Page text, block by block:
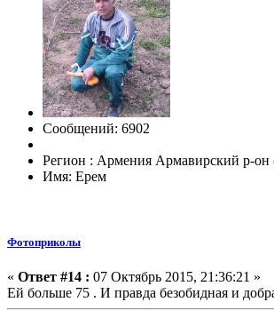
Сообщений: 6902
Регион : Армения Армавирский р-он
Имя: Ерем
Фотоприколы
« Ответ #14 : 07 Октябрь 2015, 21:36:21 »
Ей больше 75 . И правда безобидная и